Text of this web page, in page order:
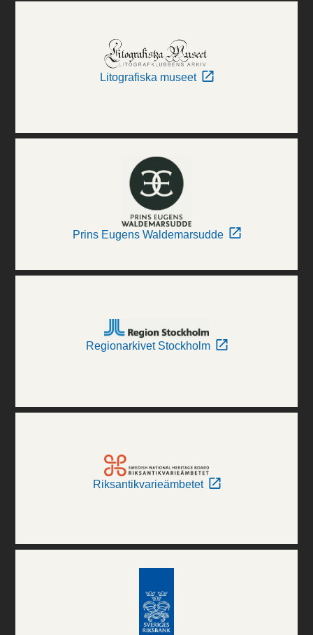
Litografiska museet
Prins Eugens Waldemarsudde
Regionarkivet Stockholm
Riksantikvarieämbetet